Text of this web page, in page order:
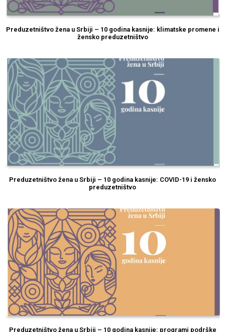
Preduzetništvo žena u Srbiji – 10 godina kasnije: klimatske promene i
žensko preduzetništvo
Preduzetništvo žena u Srbiji – 10 godina kasnije: COVID-19 i žensko
preduzetništvo
Preduzetništvo žena u Srbiji – 10 godina kasnije: programi podrške